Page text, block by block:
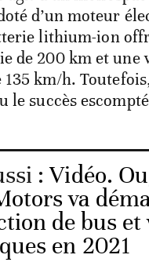
d’un moteur
lithium-ion
de 200 km et une
135 km/h.
le succès
:Vidéo.
va
de bus et
en 2021